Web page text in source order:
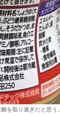
を取り過ぎだと思う。